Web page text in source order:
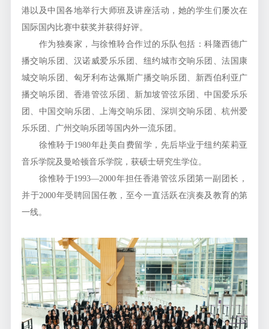
港以及中国各地举行大师班及讲座活动，她的学生们屡次在
国际国内比赛中获奖并获得好评。
作为独奏家，与徐惟聆合作过的乐队包括：科隆西德广
播交响乐团、汉诺威爱乐乐团、纽约城市交响乐团、法国康
城交响乐团、匈牙利布达佩斯广播交响乐团、新西伯利亚广
播交响乐团、香港管弦乐团、新加坡管弦乐团、中国爱乐乐
团、中国交响乐团、上海交响乐团、深圳交响乐团、杭州爱
乐乐团、广州交响乐团等国内外一流乐团。
徐惟聆于1980年赴美自费留学，先后毕业于纽约茱莉亚
音乐学院及曼哈顿音乐学院，获硕士研究生学位。
徐惟聆于1993—2000年担任香港管弦乐团第一副团长，
并于2000年受聘回国任教，至今一直活跃在演奏及教育的第
一线。